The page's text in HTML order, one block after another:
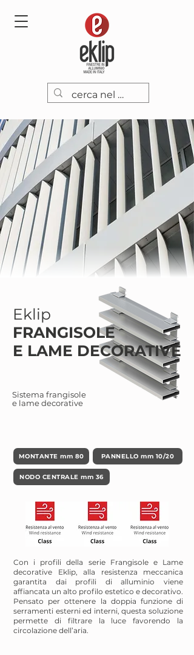
Eklip
FRANGISOLE
E LAME DECORATIVE
Sistema frangisole
e lame decorative
MONTANTE mm 80 PANNELLO mm 10/20
NODO CENTRALE mm 36
Con i profili della serie Frangisole e Lame
decorative Eklip, alla resistenza meccanica
garantita dai profili di alluminio viene
affiancata un alto profilo estetico e decorativo.
Pensato per ottenere la doppia funzione di
serramenti esterni ed interni, questa soluzione
permette di filtrare la luce favorendo la
circolazione dell’aria.